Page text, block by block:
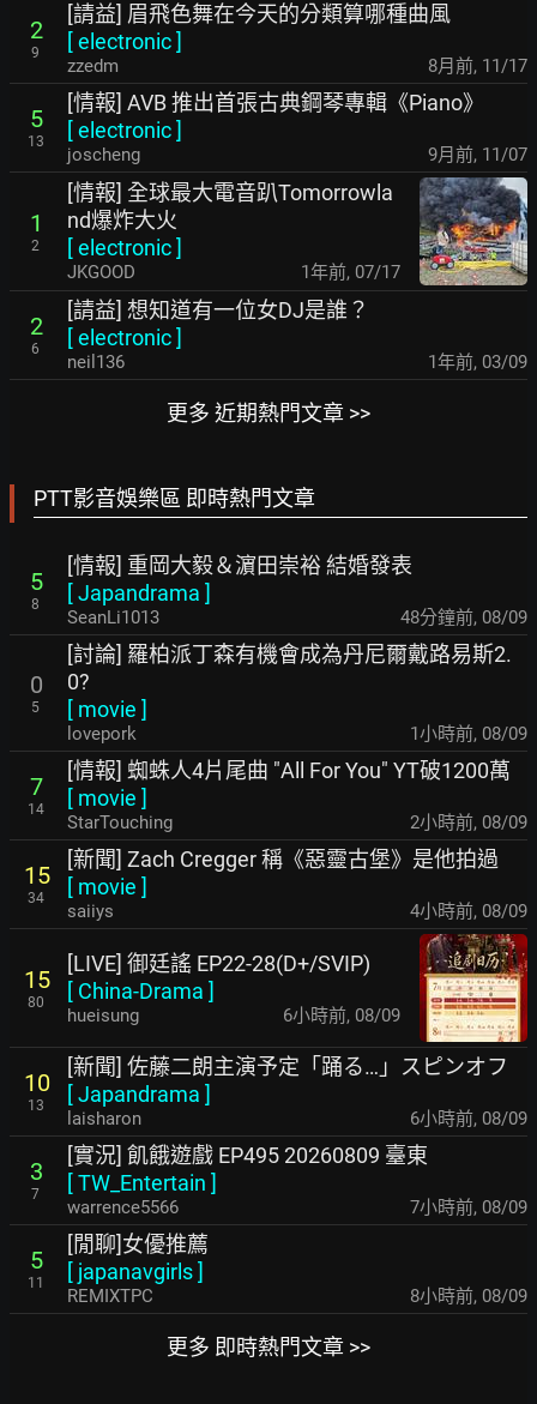
2
9
[請益] 眉飛色舞在今天的分類算哪種曲風
[electronic]
zzedm 8月前, 11/17
5
13
[情報] AVB 推出首張古典鋼琴專輯《Piano》
[electronic]
joscheng 9月前, 11/07
1
2
[情報] 全球最大電音趴Tomorrowla
nd爆炸大火
[electronic]
JKGOOD 1年前, 07/17
2
6
[請益] 想知道有一位女DJ是誰？
[electronic]
neil136 1年前, 03/09
更多 近期熱門文章 >>
PTT影音娛樂區 即時熱門文章
5
8
[情報] 重岡大毅＆濵田崇裕 結婚發表
[Japandrama ]
SeanLi1013 48分鐘前, 08/09
0
5
[討論] 羅柏派丁森有機會成為丹尼爾戴路易斯2.
0?
[ movie ]
lovepork 1小時前, 08/09
7
14
[情報] 蜘蛛人4片尾曲 "All For You" YT破1200萬
[ movie ]
StarTouching 2小時前, 08/09
15
34
[新聞] Zach Cregger 稱《惡靈古堡》是他拍過
[ movie ]
saiiys 4小時前, 08/09
15
80
[LIVE] 御廷謠 EP22-28(D+/SVIP)
[ China-Drama ]
hueisung 6小時前, 08/09
10
13
[新聞] 佐藤二朗主演予定「踊る…」スピンオフ
[Japandrama ]
laisharon 6小時前, 08/09
3
7
[實況] 飢餓遊戲 EP495 20260809 臺東
[TW_Entertain ]
warrence5566 7小時前, 08/09
5
11
[閒聊]女優推薦
[ japanavgirls]
REMIXTPC 8小時前, 08/09
更多 即時熱門文章 >>